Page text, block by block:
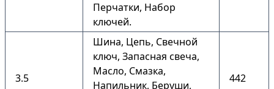
Перчатки, Набор
ключей.
3.5
Шина, Цепь, Свечной
ключ, Запасная свеча,
Масло, Смазка,
Напильник, Беруши,
442